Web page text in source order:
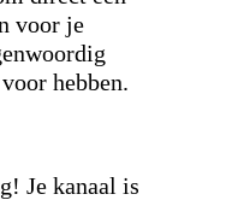
voor je
voor hebben.
Je kanaal is